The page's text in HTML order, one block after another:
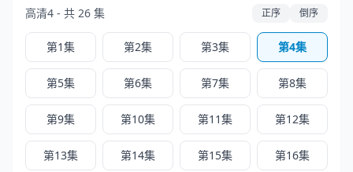
高清4 - 共 26 集 正序 倒序
第1集 第2集 第3集 第4集
第5集 第6集 第7集 第8集
第9集 第10集 第11集 第12集
第13集 第14集 第15集 第16集